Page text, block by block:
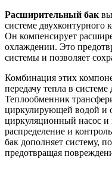
Расширительный бак
системе двухконтурного
Он компенсирует
охлаждении. Это
системы и позволяет
Комбинация этих
передачу тепла в системе
Теплообменник
циркулирующей водой и
циркуляционный насос и
распределение и
бак дополняет систему,
предотвращая